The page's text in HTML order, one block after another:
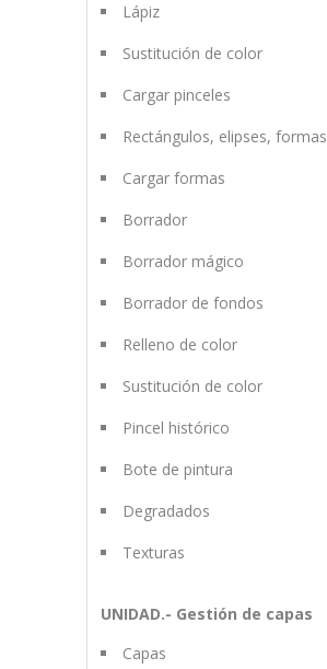
Lápiz
Sustitución de color
Cargar pinceles
Rectángulos, elipses, formas
Cargar formas
Borrador
Borrador mágico
Borrador de fondos
Relleno de color
Sustitución de color
Pincel histórico
Bote de pintura
Degradados
Texturas
UNIDAD.- Gestión de capas
Capas